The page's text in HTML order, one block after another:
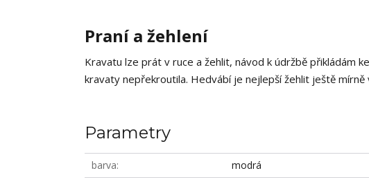
Praní a žehlení
Kravatu lze prát v ruce a žehlit, návod k údržbě přikládám
kravaty nepřekroutila. Hedvábí je nejlepší žehlit ještě mírně
Parametry
barva
modrá